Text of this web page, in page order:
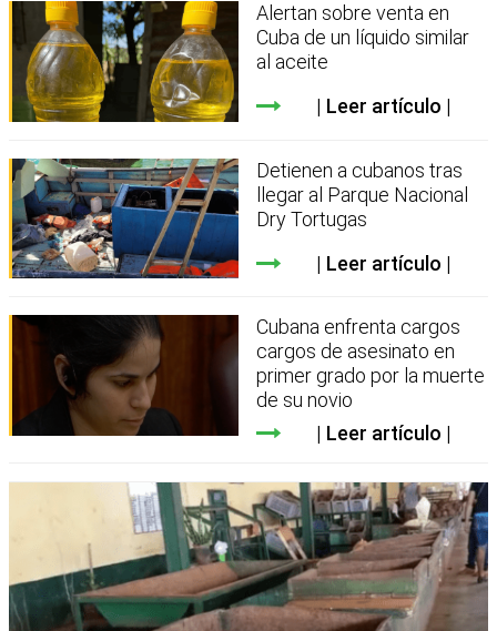
Alertan sobre venta en
Cuba de un líquido similar
al aceite
Leer artículo
Detienen a cubanos tras
llegar al Parque Nacional
Dry Tortugas
Leer artículo
Cubana enfrenta cargos
cargos de asesinato en
primer grado por la muerte
de su novio
Leer artículo